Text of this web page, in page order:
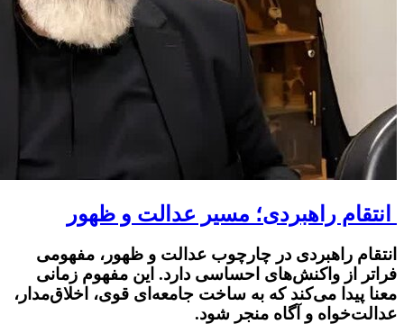
انتقام راهبردی؛ مسیر عدالت و ظهور
انتقام راهبردی در چارچوب عدالت و ظهور، مفهومی
فراتر از واکنش‌های احساسی دارد. این مفهوم زمانی
معنا پیدا می‌کند که به ساخت جامعه‌ای قوی، اخلاق‌مدار،
عدالت‌خواه و آگاه منجر شود.